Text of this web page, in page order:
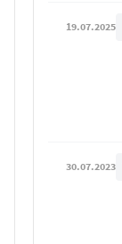
19.07.2025
30.07.2023